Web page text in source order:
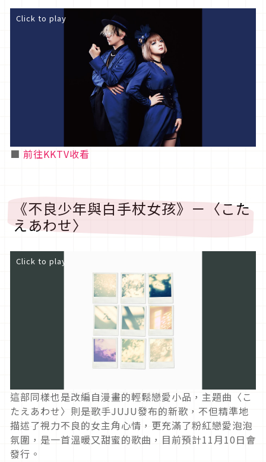
Click to play
■ 前往KKTV收看
《不良少年與白手杖女孩》－〈こた
えあわせ〉
Click to play
這部同樣也是改編自漫畫的輕鬆戀愛小品，主題曲〈こ
たえあわせ〉則是歌手JUJU發布的新歌，不但精準地
描述了視力不良的女主角心情，更充滿了粉紅戀愛泡泡
氛圍，是一首溫暖又甜蜜的歌曲，目前預計11月10日會
發行。